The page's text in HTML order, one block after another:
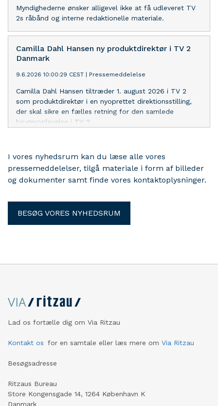
Myndighederne ønsker alligevel ikke at få udleveret TV
2s råbånd og interne redaktionelle materiale.
Camilla Dahl Hansen ny produktdirektør i TV 2
Danmark
9.6.2026 10:00:29 CEST Pressemeddelelse
Camilla Dahl Hansen tiltræder 1. august 2026 i TV 2
som produktdirektør i en nyoprettet direktionsstilling,
der skal sikre en fælles retning for den samlede
brugeroplevelse i TV 2.
I vores nyhedsrum kan du læse alle vores
pressemeddelelser, tilgå materiale i form af billeder
og dokumenter samt finde vores kontaktoplysninger.
BESØG VORES NYHEDSRUM
Lad os fortælle dig om Via Ritzau
Kontakt os for en samtale eller læs mere om Via Ritzau
Besøgsadresse
Ritzaus Bureau
Store Kongensgade 14, 1264 København K
Danmark